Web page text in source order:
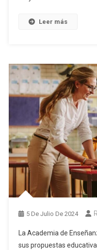
Leer más
5 De Julio De 2024
La Academia de
sus propuestas